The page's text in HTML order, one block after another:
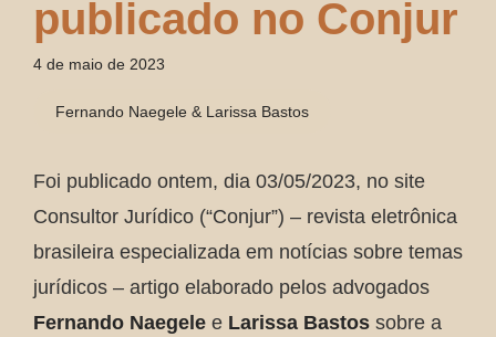
publicado no Conjur
4 de maio de 2023
Fernando Naegele & Larissa Bastos
Foi publicado ontem, dia 03/05/2023, no site
Consultor Jurídico (“Conjur”) – revista eletrônica
brasileira especializada em notícias sobre temas
jurídicos – artigo elaborado pelos advogados
Fernando Naegele e Larissa Bastos sobre a